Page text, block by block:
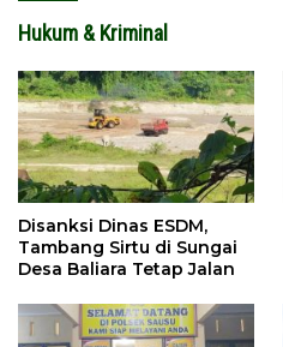
Hukum & Kriminal
Disanksi Dinas ESDM,
Tambang Sirtu di Sungai
Desa Baliara Tetap Jalan